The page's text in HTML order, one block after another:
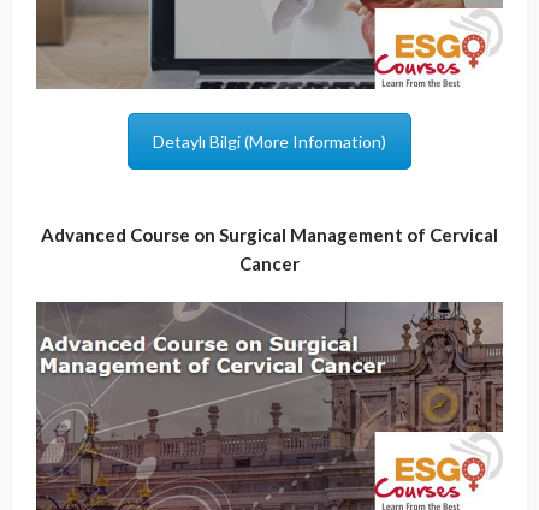
Detaylı Bilgi (More Information)
Advanced Course on Surgical Management of Cervical
Cancer